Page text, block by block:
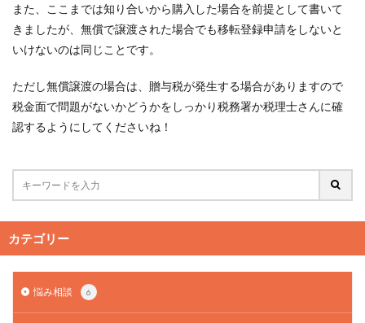
また、ここまでは知り合いから購入した場合を前提として書いて
きましたが、無償で譲渡された場合でも移転登録申請をしないと
いけないのは同じことです。
ただし無償譲渡の場合は、贈与税が発生する場合がありますので
税金面で問題がないかどうかをしっかり税務署か税理士さんに確
認するようにしてくださいね！
カテゴリー
悩み相談 6